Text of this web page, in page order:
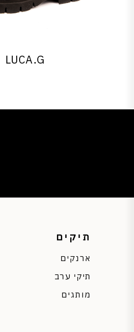
LUCA.G
תיקים
ארנקים
תיקי ערב
מותגים